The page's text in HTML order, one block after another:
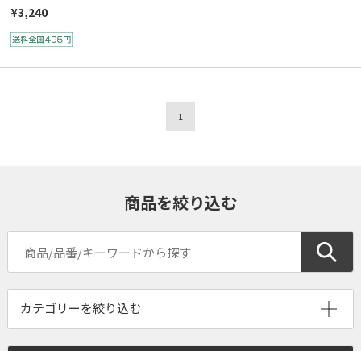
¥3,240
1
商品を絞り込む